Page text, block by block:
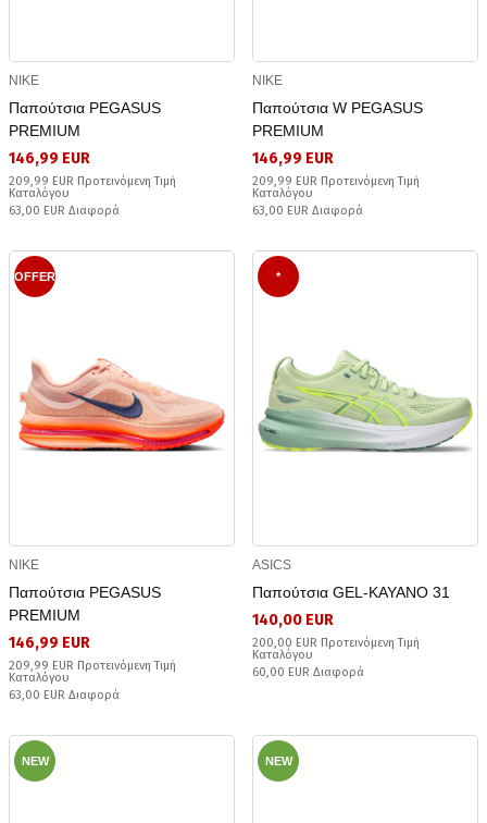
NIKE
Παπούτσια PEGASUS
PREMIUM
146,99 EUR
209,99 EUR Προτεινόμενη Τιμή
Καταλόγου
63,00 EUR Διαφορά
NIKE
Παπούτσια W PEGASUS
PREMIUM
146,99 EUR
209,99 EUR Προτεινόμενη Τιμή
Καταλόγου
63,00 EUR Διαφορά
OFFER
NIKE
Παπούτσια PEGASUS
PREMIUM
146,99 EUR
209,99 EUR Προτεινόμενη Τιμή
Καταλόγου
63,00 EUR Διαφορά
*
ASICS
Παπούτσια GEL-KAYANO 31
140,00 EUR
200,00 EUR Προτεινόμενη Τιμή
Καταλόγου
60,00 EUR Διαφορά
NEW NEW